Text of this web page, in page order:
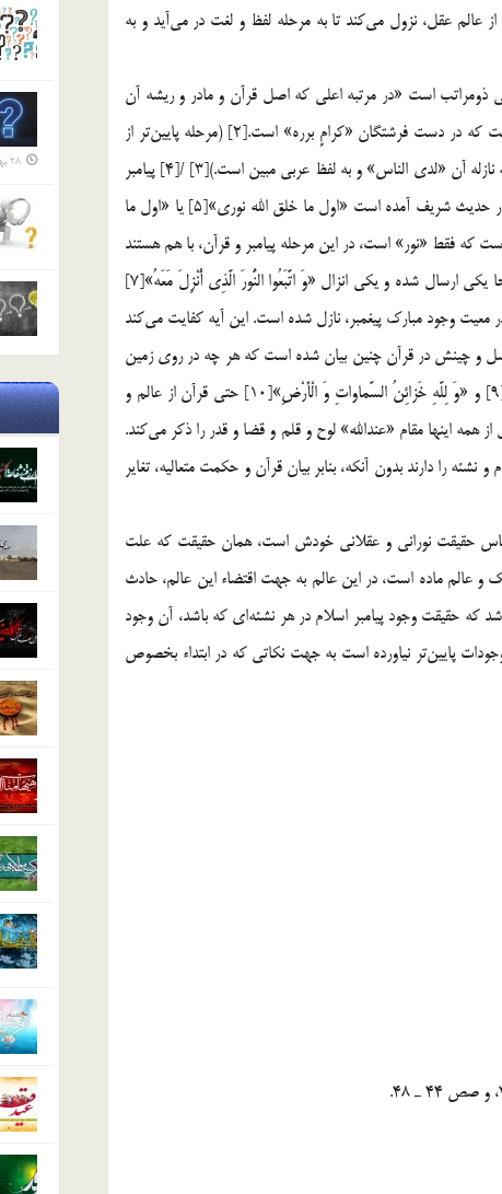
عالم عقل، نزول مي‌كند تا به مرحله لفظ و لغت در مي‌آيد و به
است «در مرتبه اعلي كه اصل قرآن و مادر و ريشه آن
است، وجود و حقيقت «لدي الله» دارد.[1] مرحله عليه و بالاي قرآن، همان است كه در دست فرشتگان «كرامٍ برره» است.[2] (مرحله پايين‌تر از
آن، مرحله نزول آن در قلب پيامبر اسلام ـ صلي الله عليه و آله ـ است) و مرحله نازله آن «لدي الناس» و به لفظ عربي مبين است.)[3] /[4] پيامبر
اسلام ـ صلي الله عليه و آله ـ همچون قرآن، يك حقيقت ذومراتب است، اگر در حديث شريف آمده است «اول ما خلق الله نوري»[5] يا «اول ما
است كه فقط «نور» است، در اين مرحله پيامبر و قرآن، با هم هستند
و تلقي قرآن بدون واسطه در مقام «او ادني» است. هر دو در آنجا بودند و از آنجا يكي ارسال شده و يكي انزال «وَ اتَّبَعُوا النُّورَ الَّذِي أُنْزِلَ مَعَهُ»[7]
معيت وجود مبارك پيغمبر، نازل شده است. اين آيه كفايت مي‌كند
همانند قرآن حقيقت ذومراتب است.[8] آن ادعا و اصل و چينش در قرآن چنين بيان شده است كه هر چه در روي زمين
است از بالا، از خزينه الهي نازل شده است «وَ إِنْ مِنْ شَيْ‏ءٍ إِلاَّ عِنْدَنا خَزائِنُهُ»[9] و «وَ لِلَّهِ خَزائِنُ السَّماواتِ وَ الْأَرْضِ»[10] حتي قرآن از عالم و
و خلق نام مي برد و قبل از همه اينها مقام «عندالله» لوح و قلم و قضا و قدر را ذكر مي‌كند.
را دارند بدون آنكه، بنابر بيان قرآن و حكمت متعاليه، تغاير
حقيقت نوراني و عقلاني خودش است، همان حقيقت كه علت
ماده است، در اين عالم به جهت اقتضاء اين عالم، حادث
كه حقيقت وجود پيامبر اسلام در هر نشئه‌اي كه باشد، آن وجود
پايين‌تر نياورده است به جهت نكاتي كه در ابتداء بخصوص
28 بهمن 96